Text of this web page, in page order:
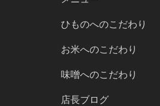
ひものへのこだわり
お米へのこだわり
味噌へのこだわり
店長ブログ